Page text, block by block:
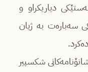
دیاریکراو و
سەبارەت بە ژیان
شکسپیر